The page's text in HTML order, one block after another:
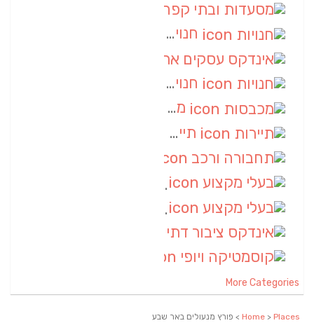
חנויות
חנויות
מכבסות
תיירות
More Categories
Home>Places > פורץ מנעולים באר שבע